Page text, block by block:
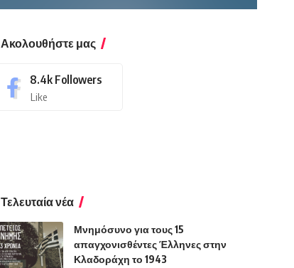
Ακολουθήστε μας
8.4k Followers
Like
Τελευταία νέα
Μνημόσυνο για τους 15
απαγχονισθέντες Έλληνες στην
Κλαδοράχη το 1943